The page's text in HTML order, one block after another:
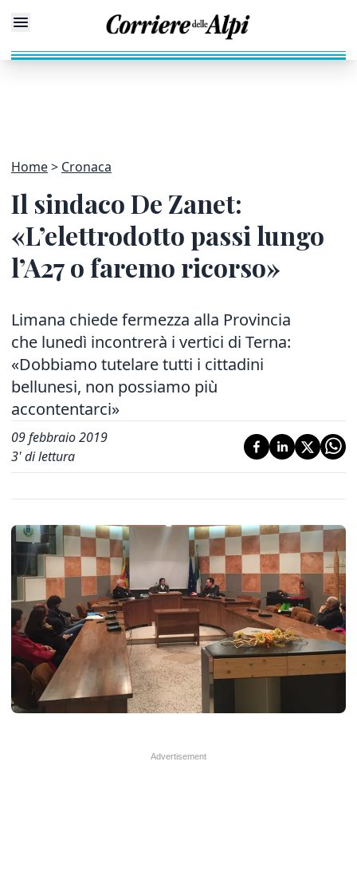
Home Cronaca
Il sindaco De Zanet:
«L’elettrodotto passi lungo
l’A27 o faremo ricorso»
Limana chiede fermezza alla Provincia
che lunedì incontrerà i vertici di Terna:
«Dobbiamo tutelare tutti i cittadini
bellunesi, non possiamo più
accontentarci»
09 febbraio 2019
3' di lettura